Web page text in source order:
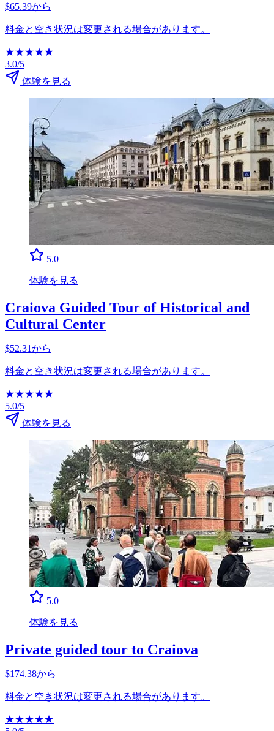
$65.39から
料金と空き状況は変更される場合があります。
★★★★★
3.0/5
体験を見る
5.0
体験を見る
Craiova Guided Tour of Historical and
Cultural Center
$52.31から
料金と空き状況は変更される場合があります。
★★★★★
5.0/5
体験を見る
5.0
体験を見る
Private guided tour to Craiova
$174.38から
料金と空き状況は変更される場合があります。
★★★★★